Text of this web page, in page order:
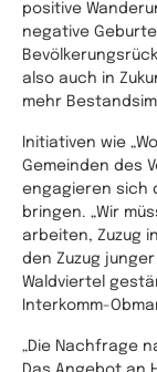
positive
negative
also auch in
mehr
Initiativen wie
Gemeinden des
engagieren sich
bringen. „Wir
arbeiten, Zuzug
den Zuzug
Waldviertel
Interkomm-
„Die Nachfrage